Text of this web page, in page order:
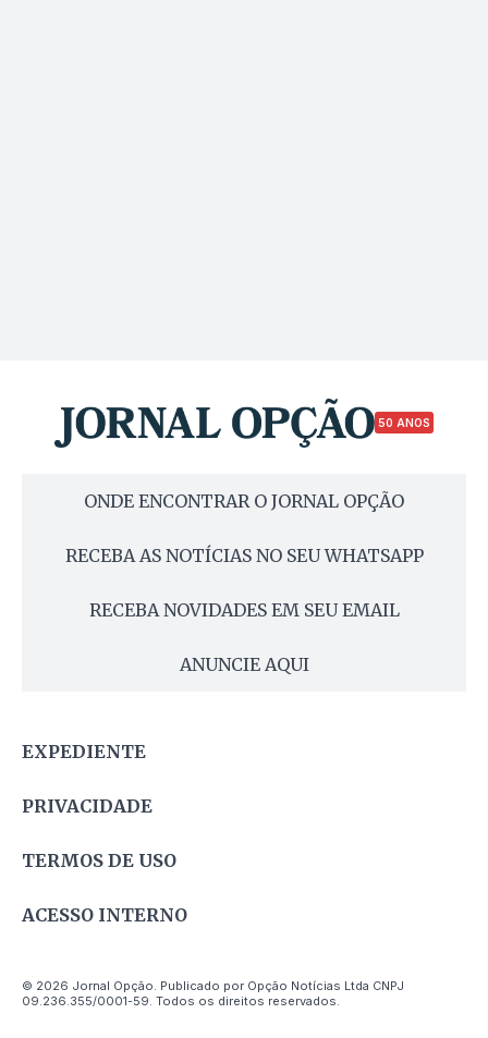
50 ANOS
ONDE ENCONTRAR O JORNAL OPÇÃO
RECEBA AS NOTÍCIAS NO SEU WHATSAPP
RECEBA NOVIDADES EM SEU EMAIL
ANUNCIE AQUI
EXPEDIENTE
PRIVACIDADE
TERMOS DE USO
ACESSO INTERNO
© 2026 Jornal Opção. Publicado por Opção Notícias Ltda CNPJ
09.236.355/0001-59. Todos os direitos reservados.